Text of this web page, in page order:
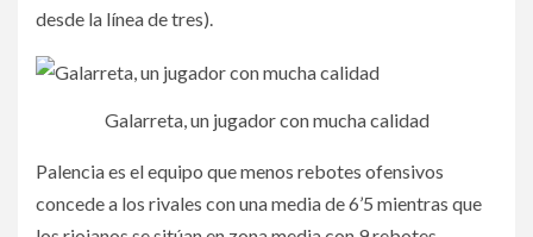
desde la línea de tres).
Galarreta, un jugador con mucha calidad
Palencia es el equipo que menos rebotes ofensivos
concede a los rivales con una media de 6’5 mientras que